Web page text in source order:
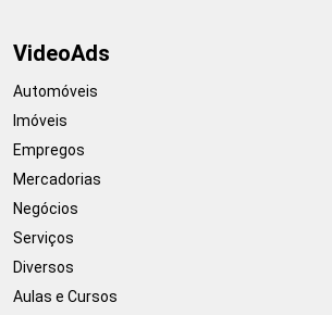
VideoAds
Automóveis
Imóveis
Empregos
Mercadorias
Negócios
Serviços
Diversos
Aulas e Cursos